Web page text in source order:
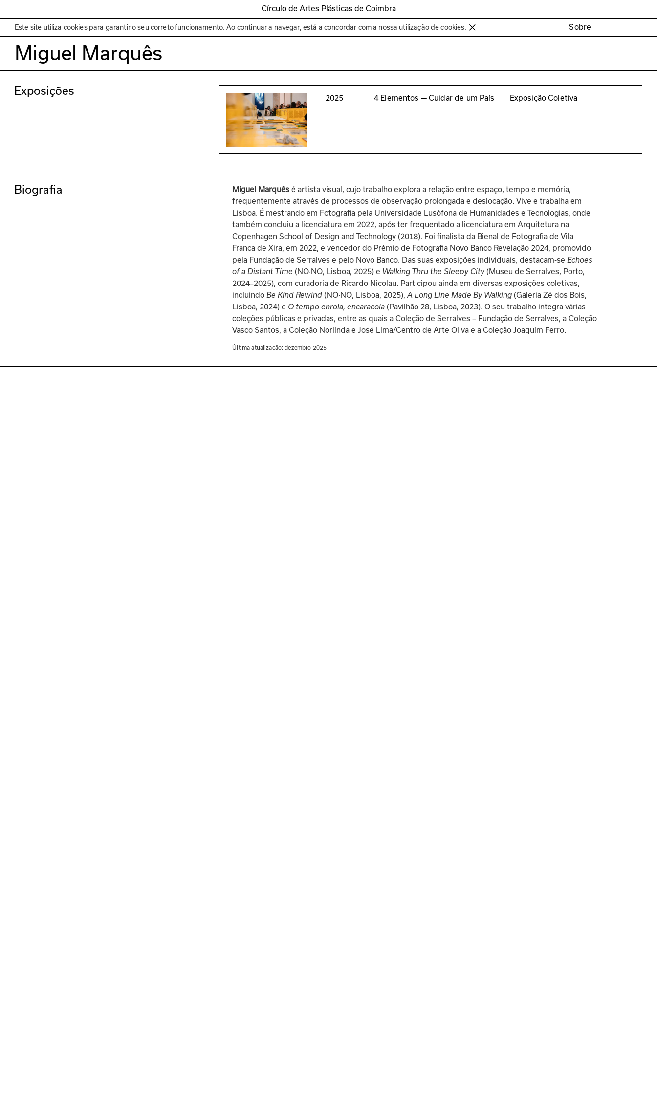
Círculo de Artes Plásticas de Coimbra
EN Programa Espaços Bienal de Coimbra Sobre
Este site utiliza cookies para garantir o seu correto funcionamento. Ao continuar a navegar, está a concordar com a nossa utilização de cookies.
Miguel Marquês
Exposições
2025 4 Elementos — Cuidar de um País Exposição Coletiva
Biografia Miguel Marquês é artista visual, cujo trabalho explora a relação entre espaço, tempo e memória,
frequentemente através de processos de observação prolongada e deslocação. Vive e trabalha em
Lisboa. É mestrando em Fotografia pela Universidade Lusófona de Humanidades e Tecnologias, onde
também concluiu a licenciatura em 2022, após ter frequentado a licenciatura em Arquitetura na
Copenhagen School of Design and Technology (2018). Foi finalista da Bienal de Fotografia de Vila
Franca de Xira, em 2022, e vencedor do Prémio de Fotografia Novo Banco Revelação 2024, promovido
pela Fundação de Serralves e pelo Novo Banco. Das suas exposições individuais, destacam-se Echoes
of a Distant Time (NO·NO, Lisboa, 2025) e Walking Thru the Sleepy City (Museu de Serralves, Porto,
2024–2025), com curadoria de Ricardo Nicolau. Participou ainda em diversas exposições coletivas,
incluindo Be Kind Rewind (NO·NO, Lisboa, 2025), A Long Line Made By Walking (Galeria Zé dos Bois,
Lisboa, 2024) e O tempo enrola, encaracola (Pavilhão 28, Lisboa, 2023). O seu trabalho integra várias
coleções públicas e privadas, entre as quais a Coleção de Serralves – Fundação de Serralves, a Coleção
Vasco Santos, a Coleção Norlinda e José Lima/Centro de Arte Oliva e a Coleção Joaquim Ferro.
Última atualização: dezembro 2025